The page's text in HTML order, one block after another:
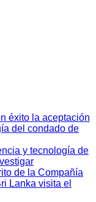
éxito la aceptación
del condado de
y tecnología de
de la Compañía
Lanka visita el